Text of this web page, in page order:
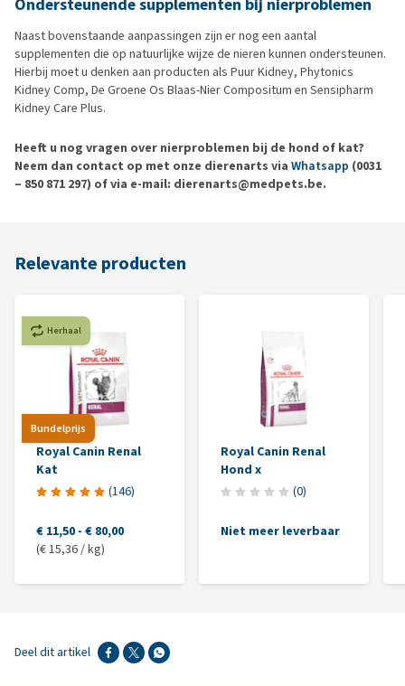
Ondersteunende supplementen bij nierproblemen
Naast bovenstaande aanpassingen zijn er nog een aantal
supplementen die op natuurlijke wijze de nieren kunnen ondersteunen.
Hierbij moet u denken aan producten als Puur Kidney, Phytonics
Kidney Comp, De Groene Os Blaas-Nier Compositum en Sensipharm
Kidney Care Plus.
Heeft u nog vragen over nierproblemen bij de hond of kat?
Neem dan contact op met onze dierenarts via Whatsapp (0031
– 850 871 297) of via e-mail: dierenarts@medpets.be.
Relevante producten
Bundelprijs
Herhaal
Royal Canin Renal
Kat
(146)
€ 11,50 - € 80,00
(€ 15,36 / kg)
Royal Canin Renal
Hond x
(0)
Niet meer leverbaar
Deel dit artikel